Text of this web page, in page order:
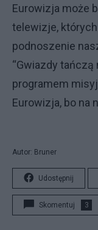
Eurowizja może
telewizje,
podnoszenie
“Gwiazdy tańczą
programem
Eurowizja, bo na
Autor: Bruner
Udostępnij
Skomentuj 3